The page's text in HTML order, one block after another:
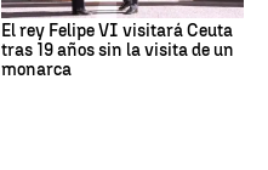
El rey Felipe VI visitará Ceuta
tras 19 años sin la visita de un
monarca